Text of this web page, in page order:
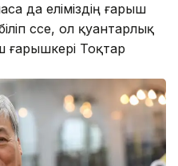
да еліміздің ғарыш
өссе, ол қуантарлық
ғарышкері Тоқтар